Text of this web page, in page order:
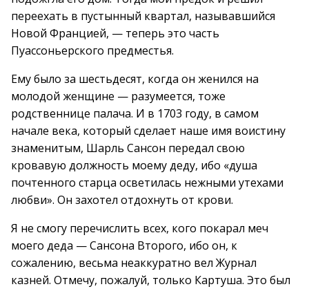
переехать в пустынный квартал, называвшийся
Новой Францией, — теперь это часть
Пуассоньерского предместья.
Ему было за шестьдесят, когда он женился на
молодой женщине — разумеется, тоже
родственнице палача. И в 1703 году, в самом
начале века, который сделает наше имя воистину
знаменитым, Шарль Сансон передал свою
кровавую должность моему деду, ибо «душа
почтенного старца осветилась нежными утехами
любви». Он захотел отдохнуть от крови.
Я не смогу перечислить всех, кого покарал меч
моего деда — Сансона Второго, ибо он, к
сожалению, весьма неаккуратно вел Журнал
казней. Отмечу, пожалуй, только Картуша. Это был